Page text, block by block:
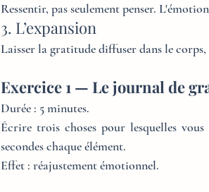
Ressentir, pas seulement penser.
3. L’expansion
Laisser la gratitude diffuser dans le
Exercice 1 — Le journal de
Durée : 5 minutes.
Écrire trois choses pour lesquelles
secondes chaque élément.
Effet : réajustement émotionnel.